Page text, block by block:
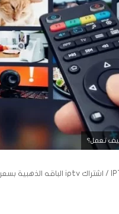
/ اشتراك iptv الباقه الذهبية بسعر رخيص